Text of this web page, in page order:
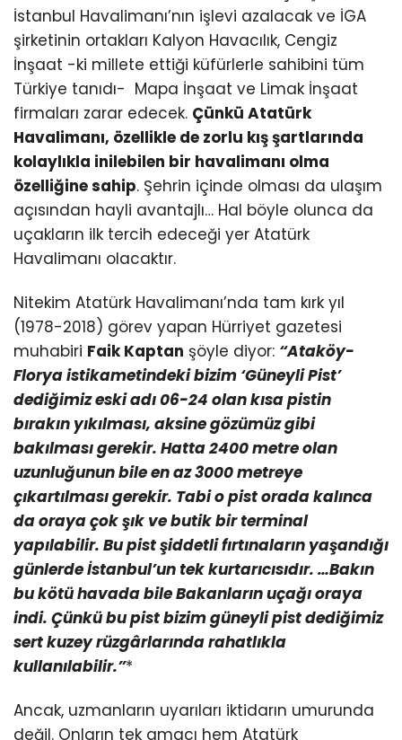
İstanbul Havalimanı’nın işlevi azalacak ve İGA
şirketinin ortakları Kalyon Havacılık, Cengiz
İnşaat -ki millete ettiği küfürlerle sahibini tüm
Türkiye tanıdı- Mapa İnşaat ve Limak İnşaat
firmaları zarar edecek. Çünkü Atatürk
Havalimanı, özellikle de zorlu kış şartlarında
kolaylıkla inilebilen bir havalimanı olma
özelliğine sahip. Şehrin içinde olması da ulaşım
açısından hayli avantajlı… Hal böyle olunca da
uçakların ilk tercih edeceği yer Atatürk
Havalimanı olacaktır.
Nitekim Atatürk Havalimanı’nda tam kırk yıl
(1978-2018) görev yapan Hürriyet gazetesi
muhabiri Faik Kaptan şöyle diyor: “Ataköy-
Florya istikametindeki bizim ‘Güneyli Pist’
dediğimiz eski adı 06-24 olan kısa pistin
bırakın yıkılması, aksine gözümüz gibi
bakılması gerekir. Hatta 2400 metre olan
uzunluğunun bile en az 3000 metreye
çıkartılması gerekir. Tabi o pist orada kalınca
da oraya çok şık ve butik bir terminal
yapılabilir. Bu pist şiddetli fırtınaların yaşandığı
günlerde İstanbul’un tek kurtarıcısıdır. …Bakın
bu kötü havada bile Bakanların uçağı oraya
indi. Çünkü bu pist bizim güneyli pist dediğimiz
sert kuzey rüzgârlarında rahatlıkla
kullanılabilir.”*
Ancak, uzmanların uyarıları iktidarın umurunda
değil. Onların tek amacı hem Atatürk